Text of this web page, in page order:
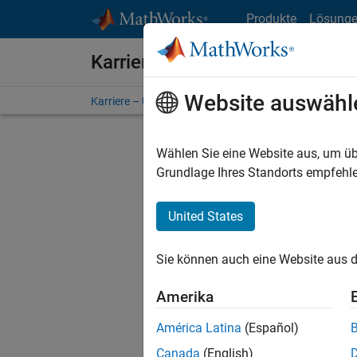
Produkte
Karriere bei MathWorks
Karriere – Übersicht Stellensuche
FILTER:
Stellen
Es
Region
Website
Wählen Sie eine Website aus, um
Grundlage Ihres Standorts
United States
Sie können auch eine Website aus
Amerika
América Latina (Español)
Canada (English)